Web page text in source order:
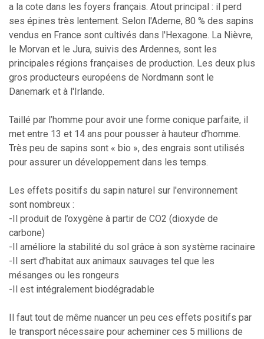
a la cote dans les foyers français. Atout principal : il perd
ses épines très lentement. Selon l'Ademe, 80 % des sapins
vendus en France sont cultivés dans l'Hexagone. La Nièvre,
le Morvan et le Jura, suivis des Ardennes, sont les
principales régions françaises de production. Les deux plus
gros producteurs européens de Nordmann sont le
Danemark et à l'Irlande.
Taillé par l’homme pour avoir une forme conique parfaite, il
met entre 13 et 14 ans pour pousser à hauteur d’homme.
Très peu de sapins sont « bio », des engrais sont utilisés
pour assurer un développement dans les temps.
Les effets positifs du sapin naturel sur l'environnement
sont nombreux :
-Il produit de l’oxygène à partir de CO2 (dioxyde de
carbone)
-Il améliore la stabilité du sol grâce à son système racinaire
-Il sert d’habitat aux animaux sauvages tel que les
mésanges ou les rongeurs
-Il est intégralement biodégradable
Il faut tout de même nuancer un peu ces effets positifs par
le transport nécessaire pour acheminer ces 5 millions de